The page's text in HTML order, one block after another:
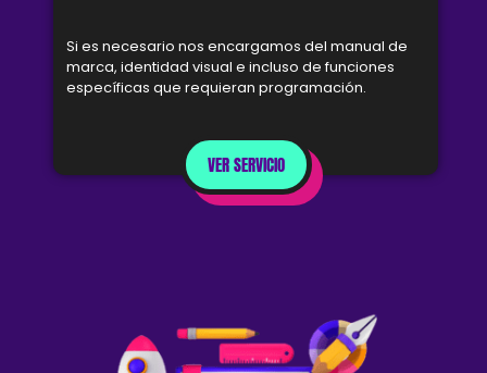
Si es necesario nos encargamos del manual de
marca, identidad visual e incluso de funciones
específicas que requieran programación.
VER SERVICIO